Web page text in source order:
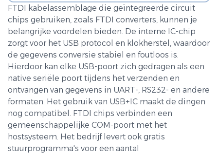
FTDI kabelassemblage die geïntegreerde circuit
chips gebruiken, zoals FTDI converters, kunnen je
belangrijke voordelen bieden. De interne IC-chip
zorgt voor het USB protocol en klokherstel, waardoor
de gegevens conversie stabiel en foutloos is.
Hierdoor kan elke USB-poort zich gedragen als een
native seriële poort tijdens het verzenden en
ontvangen van gegevens in UART-, RS232- en andere
formaten. Het gebruik van USB+IC maakt de dingen
nog compatibel. FTDI chips verbinden een
gemeenschappelijke COM-poort met het
hostsysteem. Het bedrijf levert ook gratis
stuurprogramma's voor een aantal